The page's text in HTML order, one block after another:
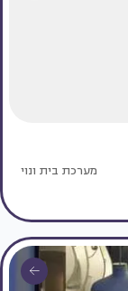
מערכת בית ונוי